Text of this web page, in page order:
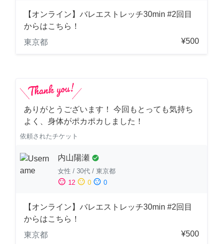
【オンライン】バレエストレッチ30min #2回目
からはこちら！
東京都
¥500
ありがとうございます！ 今回もとっても気持ち
よく、身体がポカポカしました！
依頼されたチケット
内山陽瀬 check_circle
女性 / 30代 / 東京都
sentiment_satisfied 12 sentiment_neutral 0 sentiment_dissatisfied 0
【オンライン】バレエストレッチ30min #2回目
からはこちら！
東京都
¥500